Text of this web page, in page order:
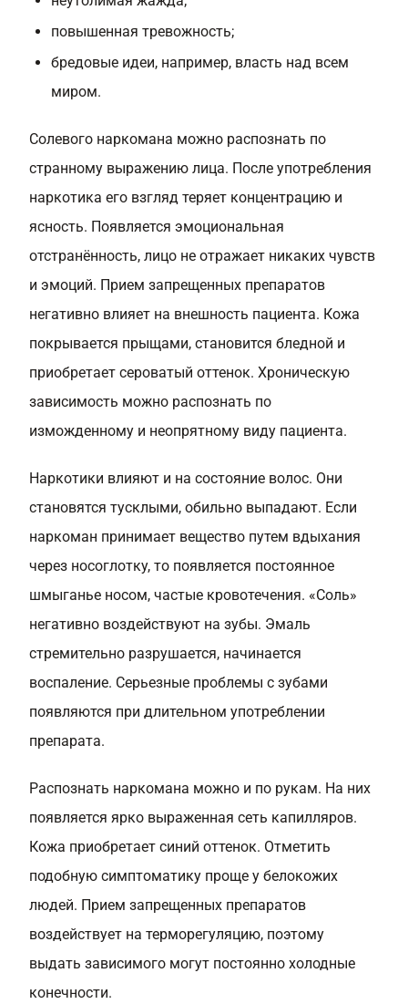
повышенная тревожность;
бредовые идеи, например, власть над всем
миром.
Солевого наркомана можно распознать по
странному выражению лица. После употребления
наркотика его взгляд теряет концентрацию и
ясность. Появляется эмоциональная
отстранённость, лицо не отражает никаких чувств
и эмоций. Прием запрещенных препаратов
негативно влияет на внешность пациента. Кожа
покрывается прыщами, становится бледной и
приобретает сероватый оттенок. Хроническую
зависимость можно распознать по
изможденному и неопрятному виду пациента.
Наркотики влияют и на состояние волос. Они
становятся тусклыми, обильно выпадают. Если
наркоман принимает вещество путем вдыхания
через носоглотку, то появляется постоянное
шмыганье носом, частые кровотечения. «Соль»
негативно воздействуют на зубы. Эмаль
стремительно разрушается, начинается
воспаление. Серьезные проблемы с зубами
появляются при длительном употреблении
препарата.
Распознать наркомана можно и по рукам. На них
появляется ярко выраженная сеть капилляров.
Кожа приобретает синий оттенок. Отметить
подобную симптоматику проще у белокожих
людей. Прием запрещенных препаратов
воздействует на терморегуляцию, поэтому
выдать зависимого могут постоянно холодные
конечности.